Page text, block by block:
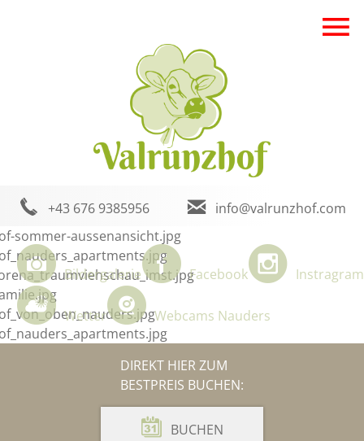
+43 676 9385956 info@valrunzhof.com
Bildergalerie Facebook Instragram
Wetter Webcams Nauders
DIREKT HIER ZUM
BESTPREIS BUCHEN:
BUCHEN